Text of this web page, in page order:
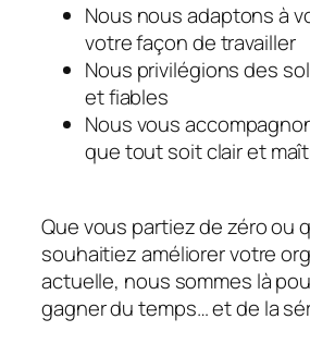
Nous nous adaptons à
votre façon de travailler
Nous privilégions des
et fiables
Nous vous
que tout soit clair et
Que vous partiez de zéro ou
souhaitiez améliorer votre
actuelle, nous sommes là
gagner du temps… et de la